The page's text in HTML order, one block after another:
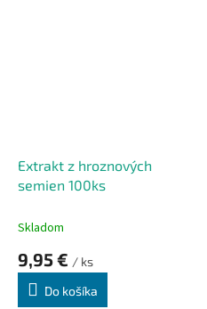
Extrakt z hroznových
semien 100ks
Skladom
9,95 € / ks
Do košíka